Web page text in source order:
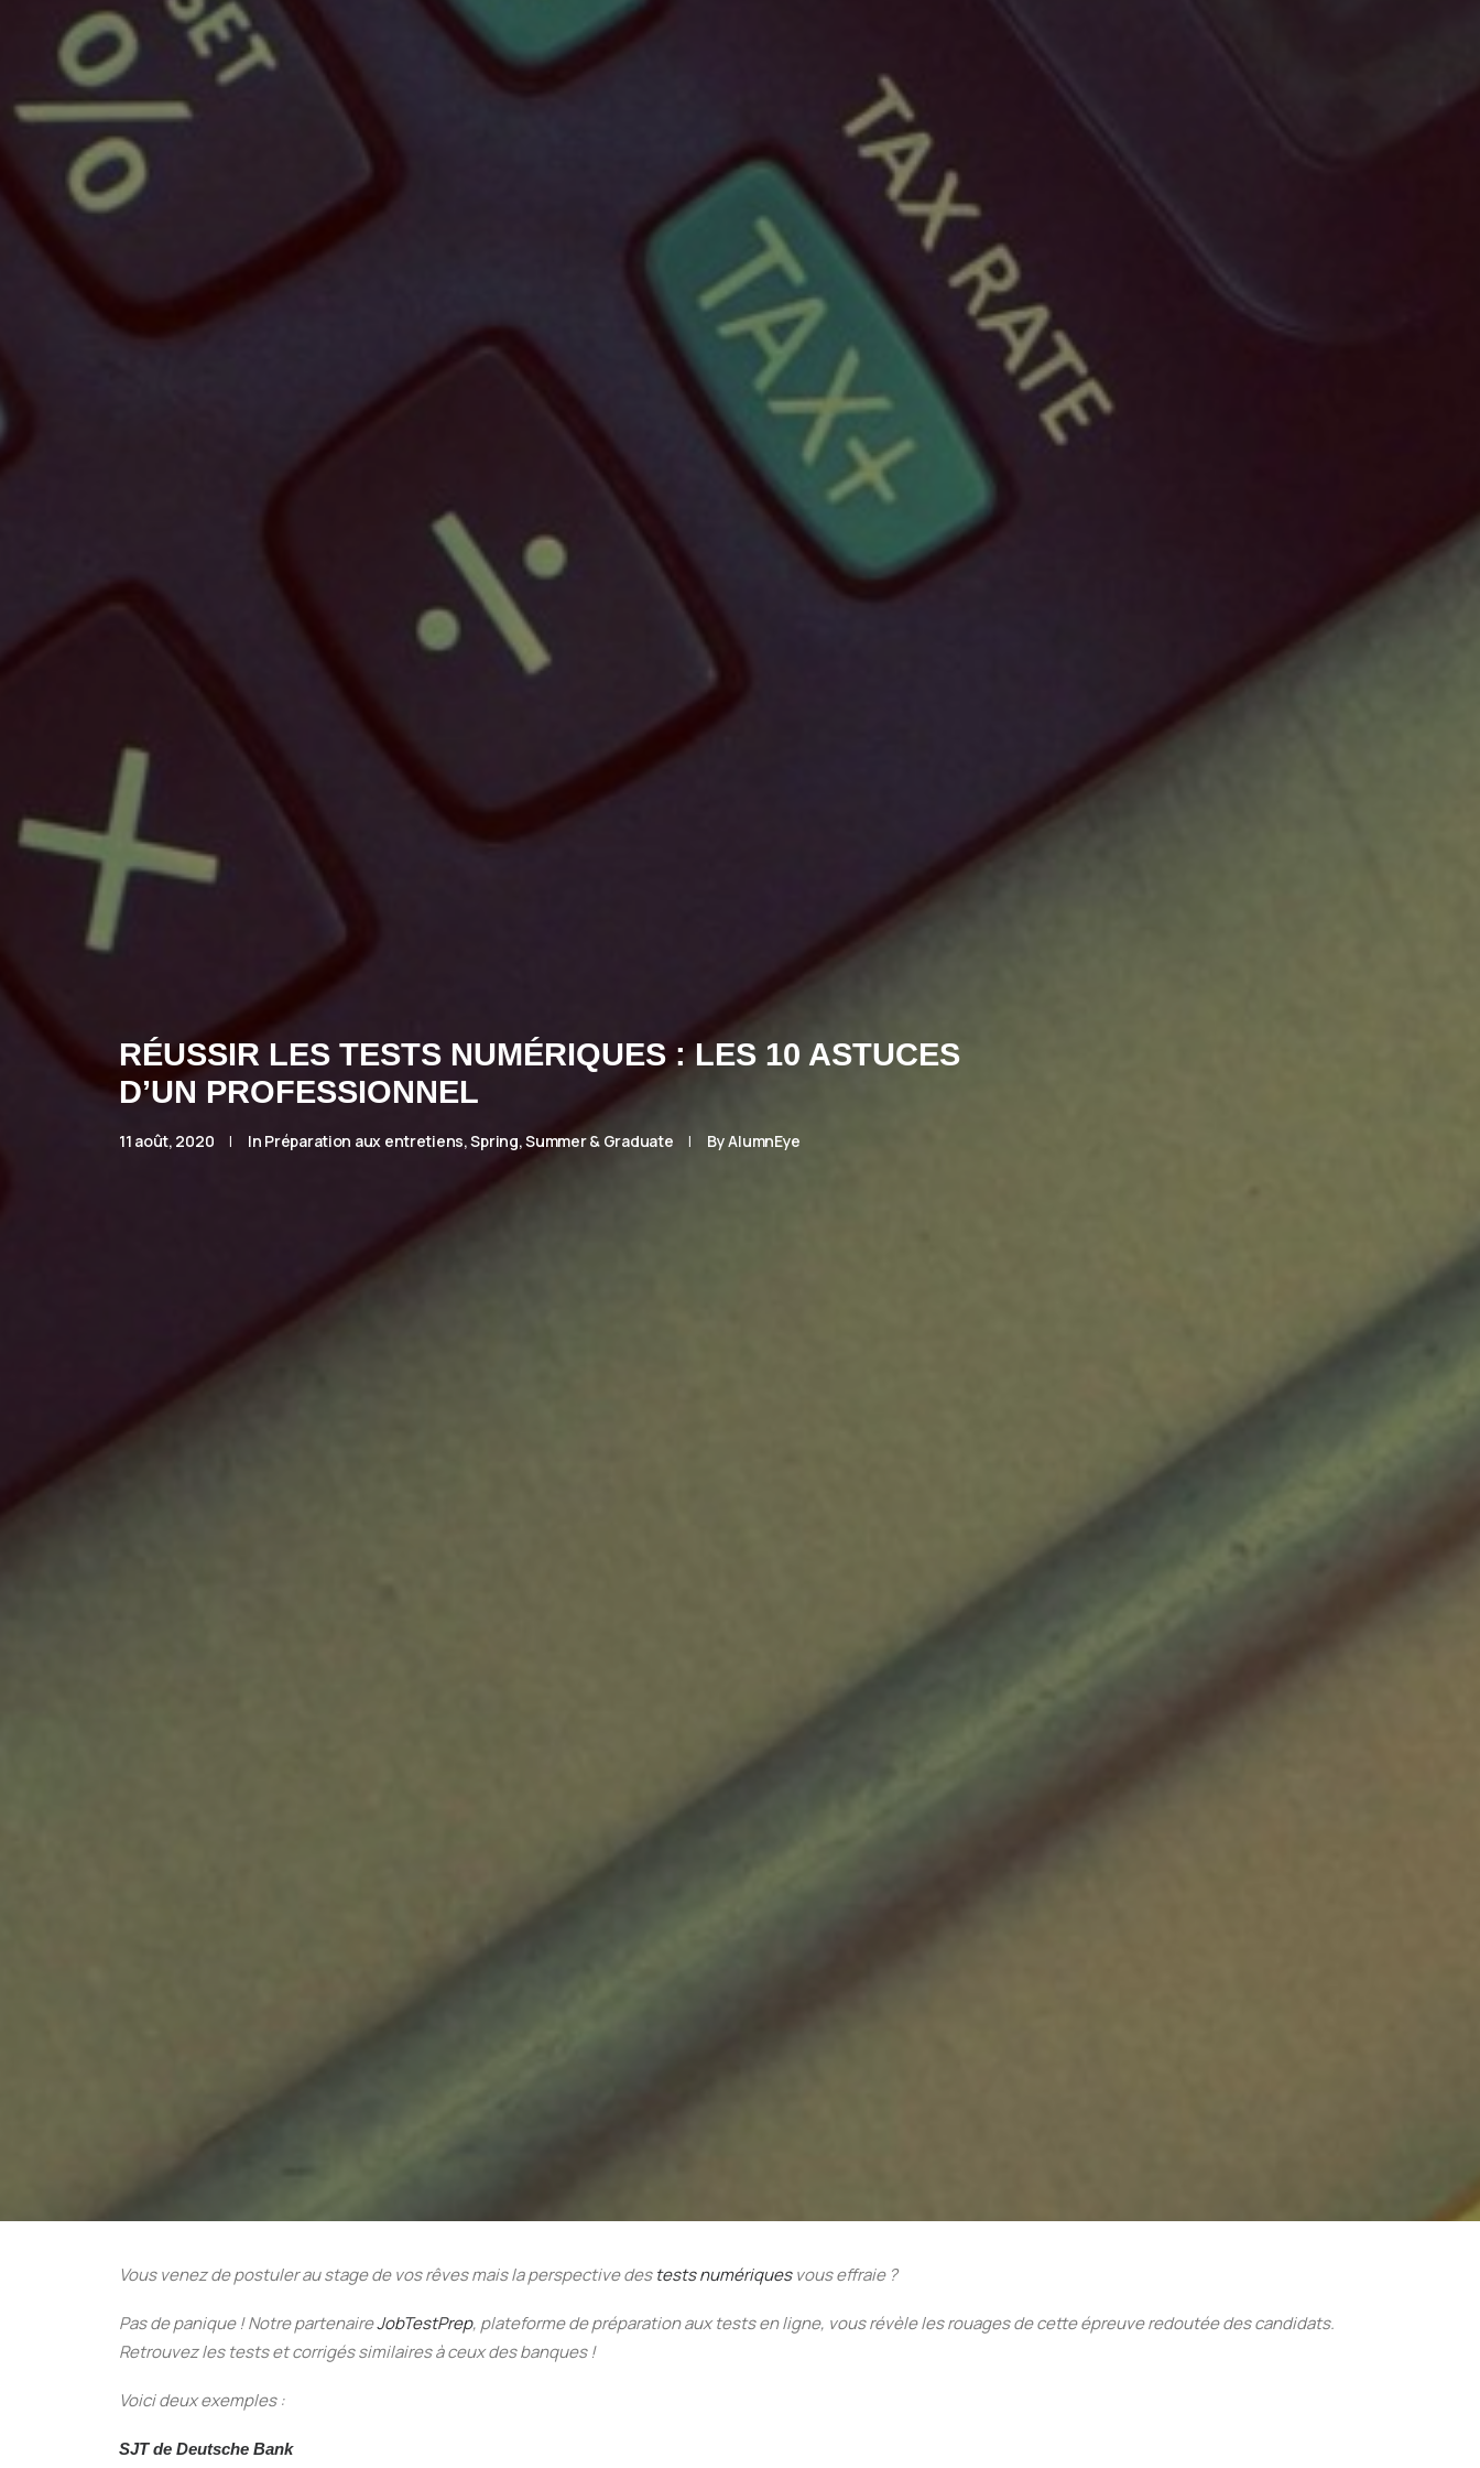
RÉUSSIR LES TESTS NUMÉRIQUES : LES 10 ASTUCES
D’UN PROFESSIONNEL
11 août, 2020 | In Préparation aux entretiens,Spring, Summer & Graduate | ByAlumnEye
Vous venez de postuler au stage de vos rêves mais la perspective destests numériques vous effraie ?
Pas de panique ! Notre partenaireJobTestPrep, plateforme de préparation aux tests en ligne, vous révèle les rouages de cette épreuve redoutée des candidats.
Retrouvez les tests et corrigés similaires à ceux des banques !
Voici deux exemples :
SJT de Deutsche Bank